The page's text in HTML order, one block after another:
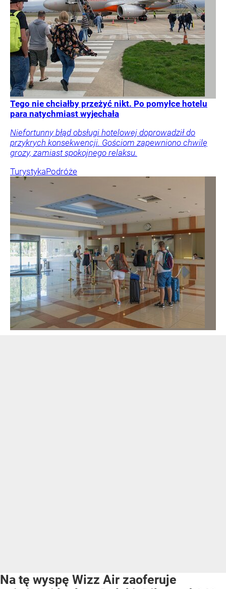
Tego nie chciałby przeżyć nikt. Po pomyłce hotelu
para natychmiast wyjechała
Niefortunny błąd obsługi hotelowej doprowadził do
przykrych konsekwencji. Gościom zapewniono chwilę
grozy, zamiast spokojnego relaksu.
TurystykaPodróże
Na tę wyspę Wizz Air zaoferuje